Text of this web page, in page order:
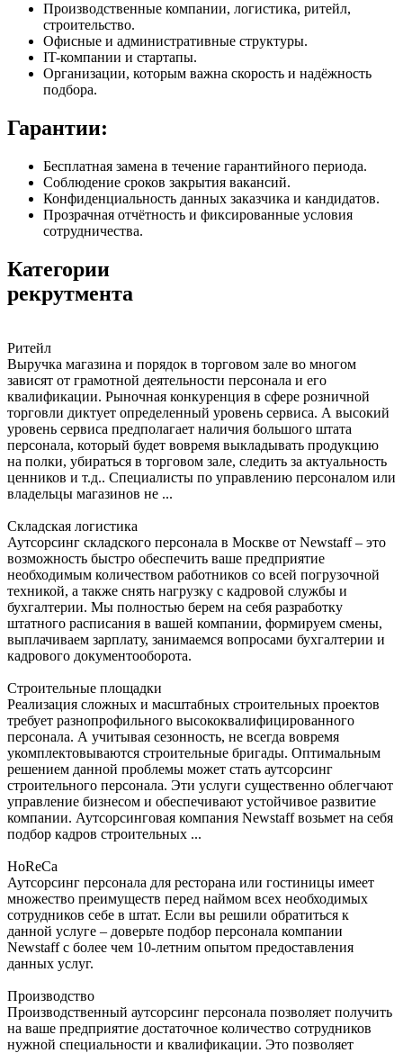
Производственные компании, логистика, ритейл,
строительство.
Офисные и административные структуры.
IT-компании и стартапы.
Организации, которым важна скорость и надёжность
подбора.
Гарантии:
Бесплатная замена в течение гарантийного периода.
Соблюдение сроков закрытия вакансий.
Конфиденциальность данных заказчика и кандидатов.
Прозрачная отчётность и фиксированные условия
сотрудничества.
Категории
рекрутмента
Ритейл
Выручка магазина и порядок в торговом зале во многом
зависят от грамотной деятельности персонала и его
квалификации. Рыночная конкуренция в сфере розничной
торговли диктует определенный уровень сервиса. А высокий
уровень сервиса предполагает наличия большого штата
персонала, который будет вовремя выкладывать продукцию
на полки, убираться в торговом зале, следить за актуальность
ценников и т.д.. Специалисты по управлению персоналом или
владельцы магазинов не ...
Складская логистика
Аутсорсинг складского персонала в Москве от Newstaff – это
возможность быстро обеспечить ваше предприятие
необходимым количеством работников со всей погрузочной
техникой, а также снять нагрузку с кадровой службы и
бухгалтерии. Мы полностью берем на себя разработку
штатного расписания в вашей компании, формируем смены,
выплачиваем зарплату, занимаемся вопросами бухгалтерии и
кадрового документооборота.
Строительные площадки
Реализация сложных и масштабных строительных проектов
требует разнопрофильного высококвалифицированного
персонала. А учитывая сезонность, не всегда вовремя
укомплектовываются строительные бригады. Оптимальным
решением данной проблемы может стать аутсорсинг
строительного персонала. Эти услуги существенно облегчают
управление бизнесом и обеспечивают устойчивое развитие
компании. Аутсорсинговая компания Newstaff возьмет на себя
подбор кадров строительных ...
HoReCa
Аутсорсинг персонала для ресторана или гостиницы имеет
множество преимуществ перед наймом всех необходимых
сотрудников себе в штат. Если вы решили обратиться к
данной услуге – доверьте подбор персонала компании
Newstaff с более чем 10-летним опытом предоставления
данных услуг.
Производство
Производственный аутсорсинг персонала позволяет получить
на ваше предприятие достаточное количество сотрудников
нужной специальности и квалификации. Это позволяет